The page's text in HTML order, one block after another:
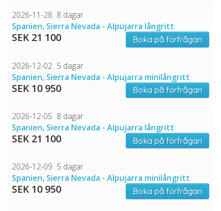
2026-11-28 8 dagar
Spanien, Sierra Nevada - Alpujarra långritt
SEK 21 100 Boka på förfrågan
2026-12-02 5 dagar
Spanien, Sierra Nevada - Alpujarra minilångritt
SEK 10 950 Boka på förfrågan
2026-12-05 8 dagar
Spanien, Sierra Nevada - Alpujarra långritt
SEK 21 100 Boka på förfrågan
2026-12-09 5 dagar
Spanien, Sierra Nevada - Alpujarra minilångritt
SEK 10 950 Boka på förfrågan